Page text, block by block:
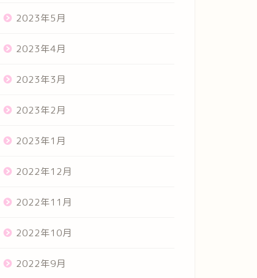
2023年5月
2023年4月
2023年3月
2023年2月
2023年1月
2022年12月
2022年11月
2022年10月
2022年9月